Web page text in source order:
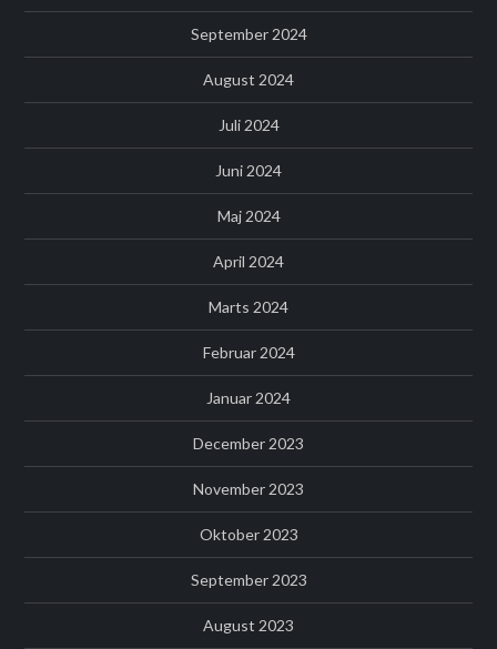
September 2024
August 2024
Juli 2024
Juni 2024
Maj 2024
April 2024
Marts 2024
Februar 2024
Januar 2024
December 2023
November 2023
Oktober 2023
September 2023
August 2023